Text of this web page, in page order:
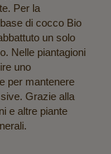
Per la
di cocco Bio
un solo
Nelle piantagioni
uno
per mantenere
Grazie alla
e altre piante